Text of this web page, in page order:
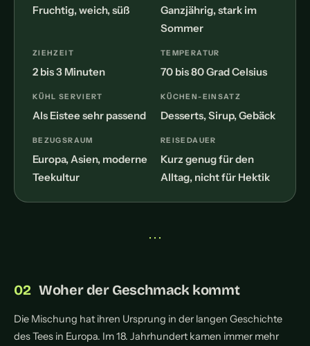
Fruchtig, weich, süß
Ganzjährig, stark im
Sommer
ZIEHZEIT
2 bis 3 Minuten
TEMPERATUR
70 bis 80 Grad Celsius
KÜHL SERVIERT
Als Eistee sehr passend
KÜCHEN-EINSATZ
Desserts, Sirup, Gebäck
BEZUGSRAUM
Europa, Asien, moderne
Teekultur
REISEDAUER
Kurz genug für den
Alltag, nicht für Hektik
• • •
Woher der Geschmack kommt
Die Mischung hat ihren Ursprung in der langen Geschichte
des Tees in Europa. Im 18. Jahrhundert kamen immer mehr